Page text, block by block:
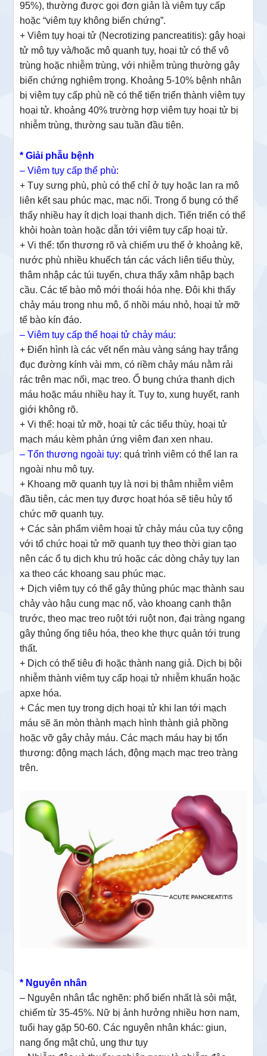
95%), thường được gọi đơn giản là viêm tụy cấp
hoặc “viêm tụy không biến chứng”.
+ Viêm tụy hoại tử (Necrotizing pancreatitis): gây hoại
tử mô tụy và/hoặc mô quanh tụy, hoại tử có thể vô
trùng hoặc nhiễm trùng, với nhiễm trùng thường gây
biến chứng nghiêm trọng. Khoảng 5-10% bệnh nhân
bị viêm tụy cấp phù nề có thể tiến triển thành viêm tụy
hoại tử. khoảng 40% trường hợp viêm tụy hoại tử bị
nhiễm trùng, thường sau tuần đầu tiên.
* Giải phẫu bệnh
– Viêm tụy cấp thể phù:
+ Tụy sưng phù, phù có thể chỉ ở tụy hoặc lan ra mô
liên kết sau phúc mạc, mạc nối. Trong ổ bụng có thể
thấy nhiều hay ít dịch loại thanh dịch. Tiến triển có thể
khỏi hoàn toàn hoặc dẫn tới viêm tụy cấp hoại tử.
+ Vi thể: tổn thương rõ và chiếm ưu thế ở khoảng kẽ,
nước phù nhiều khuếch tán các vách liên tiểu thùy,
thâm nhập các túi tuyến, chưa thấy xâm nhập bạch
cầu. Các tế bào mô mới thoái hóa nhẹ. Đôi khi thấy
chảy máu trong nhu mô, ổ nhồi máu nhỏ, hoại tử mỡ
tế bào kín đáo.
– Viêm tụy cấp thể hoại tử chảy máu:
+ Điển hình là các vết nến màu vàng sáng hay trắng
đục đường kính vài mm, có riềm chảy máu nằm rải
rác trên mạc nối, mạc treo. Ổ bụng chứa thanh dịch
máu hoặc máu nhiều hay ít. Tụy to, xung huyết, ranh
giới không rõ.
+ Vi thể: hoại tử mỡ, hoại tử các tiểu thùy, hoại tử
mạch máu kèm phản ứng viêm đan xen nhau.
– Tổn thương ngoài tụy: quá trình viêm có thể lan ra
ngoài nhu mô tụy.
+ Khoang mỡ quanh tụy là nơi bị thâm nhiễm viêm
đầu tiên, các men tụy được hoạt hóa sẽ tiêu hủy tổ
chức mỡ quanh tụy.
+ Các sản phẩm viêm hoại tử chảy máu của tụy cộng
với tổ chức hoại tử mỡ quanh tụy theo thời gian tạo
nên các ổ tụ dịch khu trú hoặc các dòng chảy tụy lan
xa theo các khoang sau phúc mạc.
+ Dịch viêm tụy có thể gây thủng phúc mạc thành sau
chảy vào hậu cung mạc nố, vào khoang cạnh thận
trước, theo mạc treo ruột tới ruột non, đại tràng ngang
gây thủng ống tiêu hóa, theo khe thực quản tới trung
thất.
+ Dịch có thể tiêu đi hoặc thành nang giả. Dịch bị bội
nhiễm thành viêm tụy cấp hoại tử nhiễm khuẩn hoặc
apxe hóa.
+ Các men tụy trong dịch hoại tử khi lan tới mạch
máu sẽ ăn mòn thành mạch hình thành giả phồng
hoặc vỡ gây chảy máu. Các mạch máu hay bị tổn
thương: động mạch lách, động mạch mạc treo tràng
trên.
* Nguyên nhân
– Nguyên nhân tắc nghẽn: phổ biến nhất là sỏi mật,
chiếm từ 35-45%. Nữ bị ảnh hưởng nhiều hơn nam,
tuổi hay gặp 50-60. Các nguyên nhân khác: giun,
nang ống mật chủ, ung thư tụy